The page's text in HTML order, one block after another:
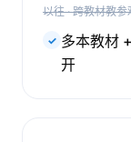
以往 · 跨教材教
✓ 多本教材
开